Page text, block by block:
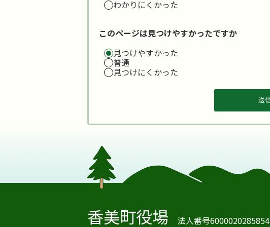
わかりにくかった
このページは見つけやすかったですか
見つけやすかった
普通
見つけにくかった
香美町役場 法人番号6000020285854